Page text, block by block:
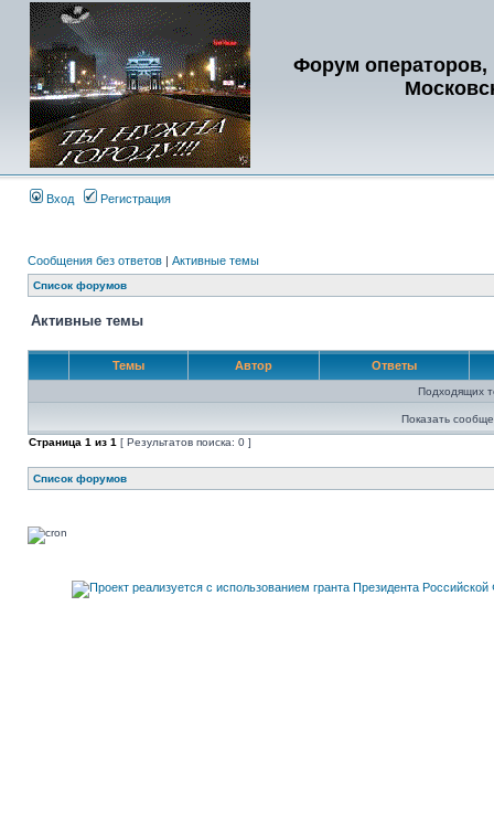
Форум операторов,
Вход Регистрация
Сообщения без ответов | Активные темы
Список форумов
Активные темы
Темы Автор Ответы
Подходящих
Показать
Страница 1 из 1 [ Результатов поиска: 0 ]
Список форумов